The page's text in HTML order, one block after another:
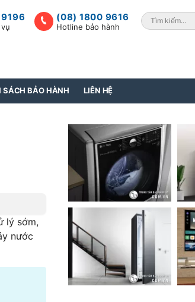
(08) 1800 9616
Hotline bảo hành
SÁCH BẢO HÀNH LIÊN HỆ
lý sớm,
nước